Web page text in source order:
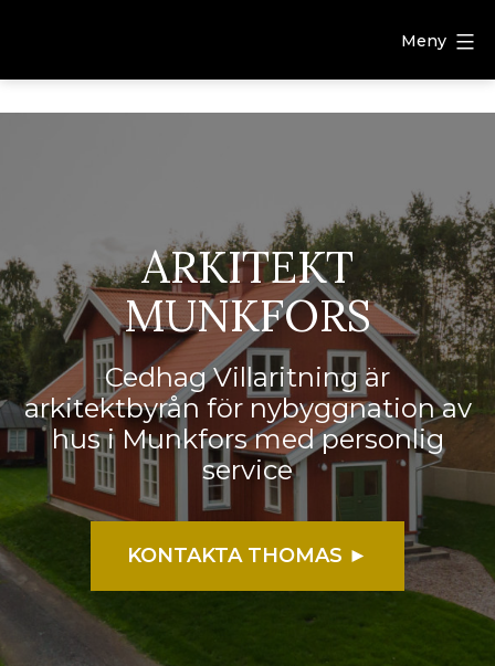
Meny
ARKITEKT
MUNKFORS
Cedhag Villaritning är
arkitektbyrån för nybyggnation av
hus i Munkfors med personlig
service
KONTAKTA THOMAS ►